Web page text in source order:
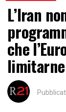
L’Iran
che